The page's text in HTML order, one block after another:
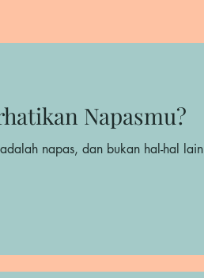
Napasmu?
napas, dan bukan hal-hal lain